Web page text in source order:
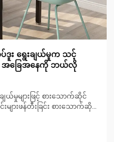
း ရွေးချယ်မှုက သင့်
အခြေအနေကို ဘယ်လို
ျယ်မှုများဖြင့် စားသောက်ဆိုင်
ားဖန်တီးခြင်း စားသောက်ဆိုင်
ကို ပျံ့နှံ့စေသည့်နေရာနှင့်
စားသောက်ဆိုင်ဧရိယာတွင်